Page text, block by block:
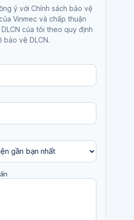
ý với Chính sách bảo vệ
Vinmec và chấp thuận
của tôi theo quy định
bảo vệ DLCN.